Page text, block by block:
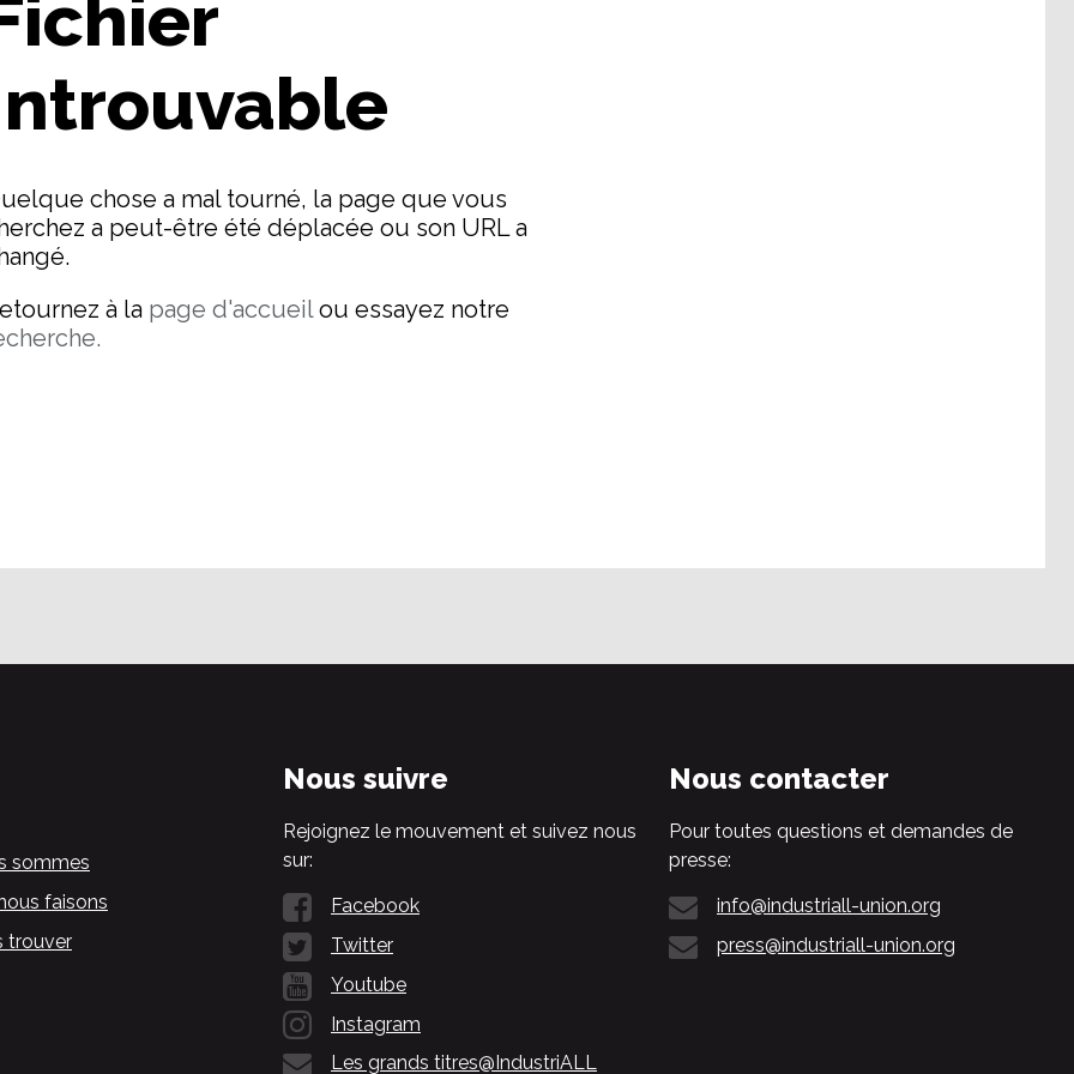
Fichier
chose a mal tourné, la page que vous
a peut-être été déplacée ou son URL a
à la page d'accueilou essayez notre
sommes
faisons
trouver
Nous suivre
Rejoignez le mouvement et suivez nous
sur:
Facebook
Twitter
Youtube
Instagram
Les grands titres@IndustriALL
Nous contacter
Pour toutes questions et demandes de
presse:
info@industriall-union.org
press@industriall-union.org